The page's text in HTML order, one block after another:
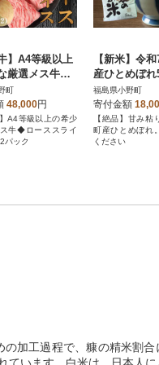
】A4等級以上
厳選メス牛◆
ライス1kg (50
ク)
町
48,000円
】A4等級以上の希少
牛◆ローススライ
パック
【新米】令
産ひとめぼ
米(マルヨシフ
福島県小野町
寄付金額
【絶品】甘み粘
町産ひとめぼれ
ください
加工過程で、糠の精米割合
ています。白米は、日本人